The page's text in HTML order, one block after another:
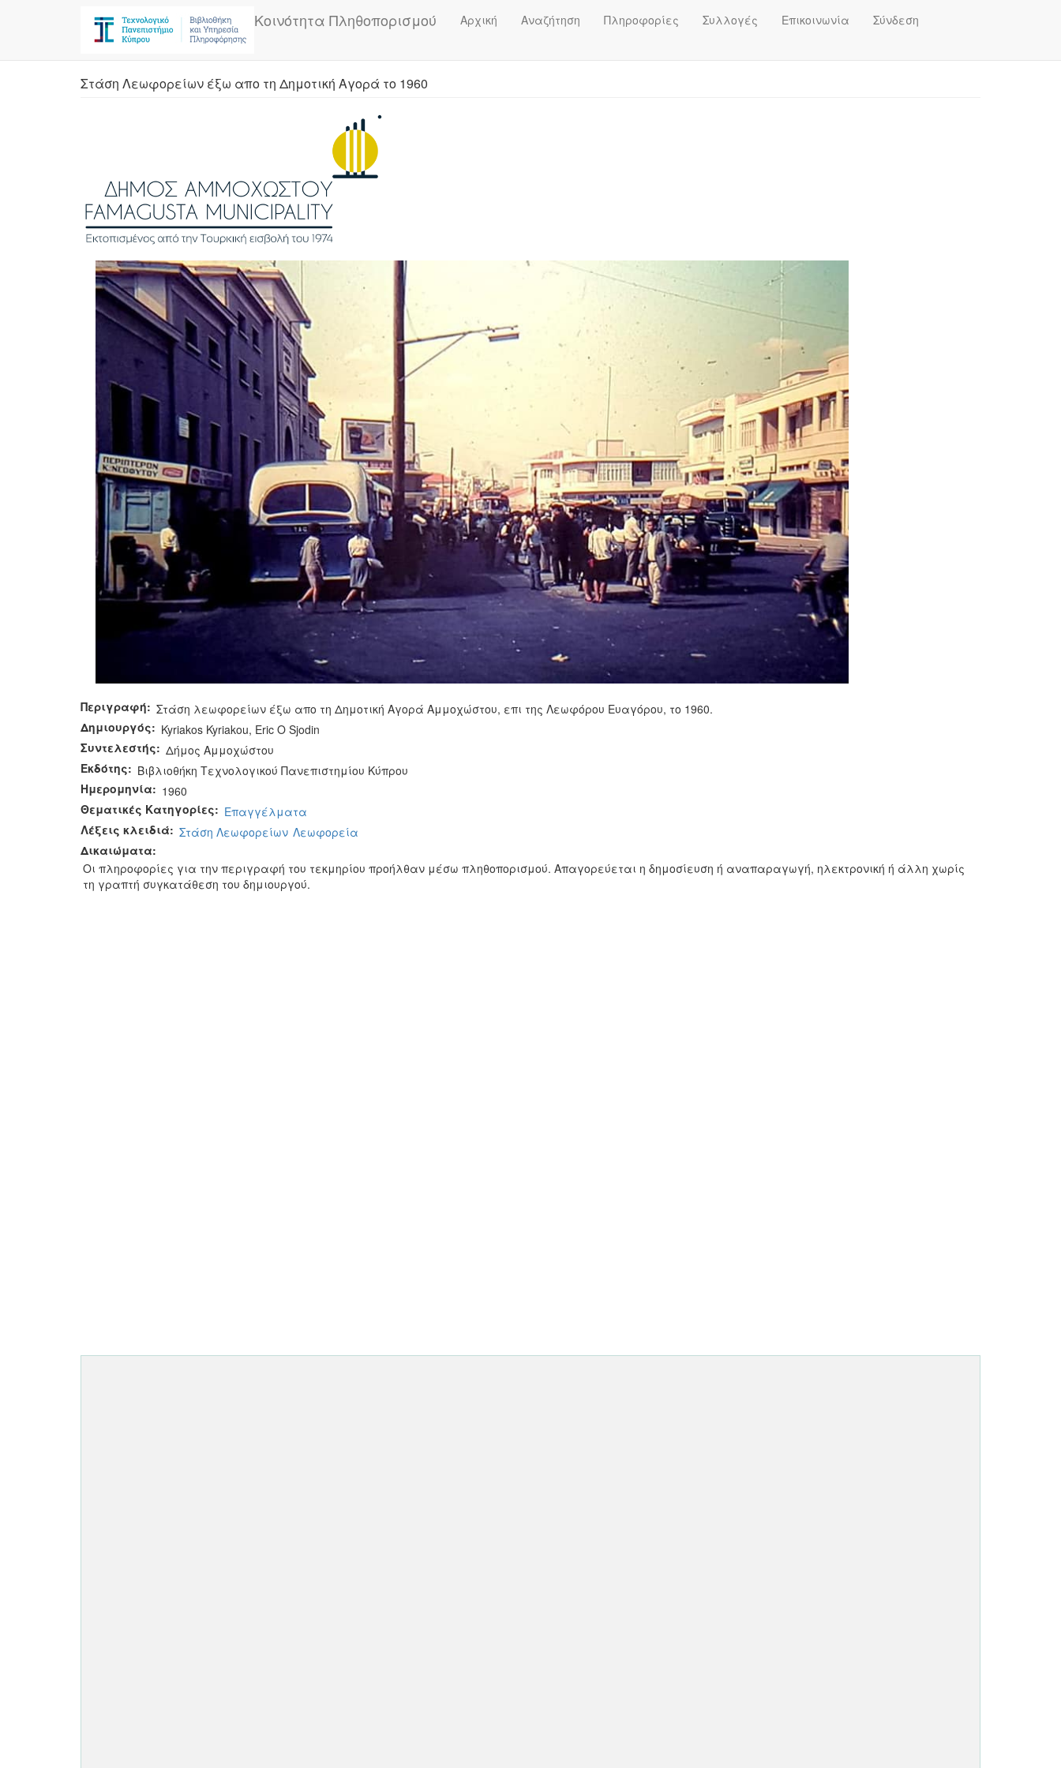
Κοινότητα Πληθοπορισμού Αρχική Αναζήτηση Πληροφορίες Συλλογές Επικοινωνία Σύνδεση
Στάση Λεωφορείων έξω απο τη Δημοτική Αγορά το 1960
Περιγραφή: Στάση λεωφορείων έξω απο τη Δημοτική Αγορά Αμμοχώστου, επι της Λεωφόρου Ευαγόρου, το 1960.
Δημιουργός: Kyriakos Kyriakou, Eric O Sjodin
Συντελεστής: Δήμος Αμμοχώστου
Εκδότης: Βιβλιοθήκη Τεχνολογικού Πανεπιστημίου Κύπρου
Ημερομηνία: 1960
Θεματικές Κατηγορίες: Επαγγέλματα
Λέξεις κλειδιά: Στάση Λεωφορείων Λεωφορεία
Δικαιώματα:
Οι πληροφορίες για την περιγραφή του τεκμηρίου προήλθαν μέσω πληθοπορισμού. Απαγορεύεται η δημοσίευση ή αναπαραγωγή, ηλεκτρονική ή άλλη χωρίς
τη γραπτή συγκατάθεση του δημιουργού.